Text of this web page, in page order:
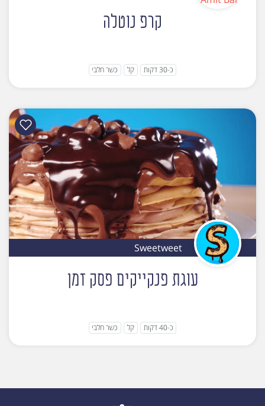
קרפ נוטלה
כ-30 דקות קל כשר חלבי
Sweetweet
עוגת פנקייקים פסק זמן
כ-40 דקות קל כשר חלבי